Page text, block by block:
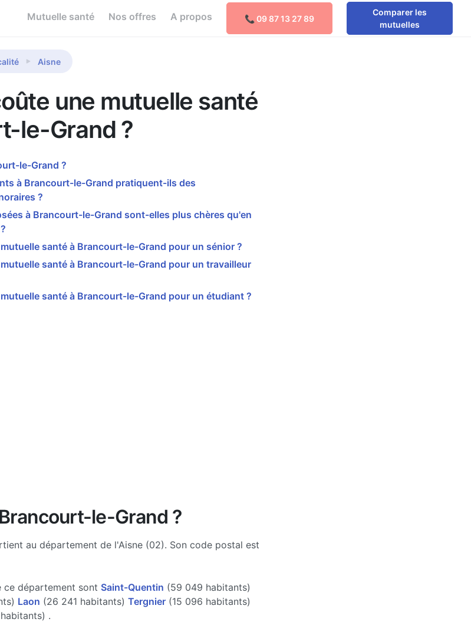
Mutuelle santé Nos offres A propos 📞 09 87 13 27 89
Comparer les
mutuelles
Comparer les mutuelles
Aisne
une mutuelle santé
le-Grand ?
le-Grand ?
à Brancourt-le-Grand pratiquent-ils des
?
à Brancourt-le-Grand sont-elles plus chères qu'en
santé à Brancourt-le-Grand pour un sénior ?
santé à Brancourt-le-Grand pour un travailleur
santé à Brancourt-le-Grand pour un étudiant ?
le-Grand ?
au département de l'Aisne (02). Son code postal est
ce département sont Saint-Quentin (59 049 habitants)
Laon (26 241 habitants) Tergnier(15 096 habitants)
.